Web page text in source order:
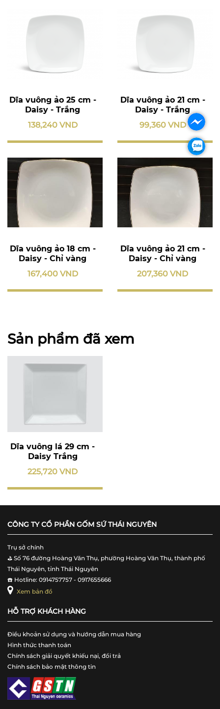
Dĩa vuông ảo 25 cm -
Daisy - Trắng
138,240 VND
Dĩa vuông ảo 21 cm -
Daisy - Trắng
99,360 VND
Dĩa vuông ảo 18 cm -
Daisy - Chỉ vàng
167,400 VND
Dĩa vuông ảo 21 cm -
Daisy - Chỉ vàng
207,360 VND
Sản phẩm đã xem
Dĩa vuông lá 29 cm -
Daisy Trắng
225,720 VND
CÔNG TY CỔ PHẦN GỐM SỨ THÁI NGUYÊN
Trụ sở chính
⛳️ Số 76 đường Hoàng Văn Thụ, phường Hoàng Văn Thụ, thành phố
Thái Nguyên, tỉnh Thái Nguyên
☎️ Hotline: 0914757757 - 0917655666
Xem bản đồ
HỖ TRỢ KHÁCH HÀNG
Điều khoản sử dụng và hướng dẫn mua hàng
Hình thức thanh toán
Chính sách giải quyết khiếu nại, đổi trả
Chính sách bảo mật thông tin